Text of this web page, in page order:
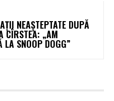
NEAȘTEPTATE DUPĂ
CÎRSTEA: „AM
SNOOP DOGG”